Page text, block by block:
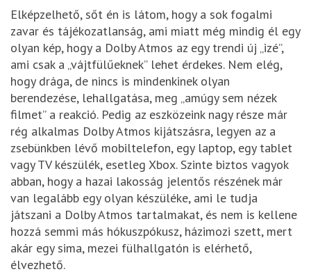
Elképzelhető, sőt én is látom, hogy a sok fogalmi
zavar és tájékozatlanság, ami miatt még mindig él egy
olyan kép, hogy a Dolby Atmos az egy trendi új „izé”,
ami csak a „vájtfülűeknek” lehet érdekes. Nem elég,
hogy drága, de nincs is mindenkinek olyan
berendezése, lehallgatása, meg „amúgy sem nézek
filmet” a reakció. Pedig az eszközeink nagy része már
rég alkalmas Dolby Atmos kijátszásra, legyen az a
zsebünkben lévő mobiltelefon, egy laptop, egy tablet
vagy TV készülék, esetleg Xbox. Szinte biztos vagyok
abban, hogy a hazai lakosság jelentős részének már
van legalább egy olyan készüléke, ami le tudja
játszani a Dolby Atmos tartalmakat, és nem is kellene
hozzá semmi más hókuszpókusz, házimozi szett, mert
akár egy sima, mezei fülhallgatón is elérhető,
élvezhető.